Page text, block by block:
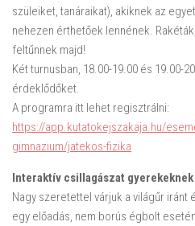
szüleiket, tanáraikat), akiknek az
nehezen érthetőek lennének.
feltűnnek majd!
Két turnusban, 18.00-19.00 és 19.00-
érdeklődőket.
A programra itt lehet regisztrálni:
https://app.kutatokejszakaja.hu/
gimnazium/jatekos-fizika
Interaktív csillagászat
Nagy szeretettel várjuk a világűr
egy előadás, nem borús égbolt